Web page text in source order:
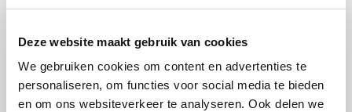
Deze website maakt gebruik van cookies
We gebruiken cookies om content en advertenties te
personaliseren, om functies voor social media te bieden
en om ons websiteverkeer te analyseren. Ook delen we